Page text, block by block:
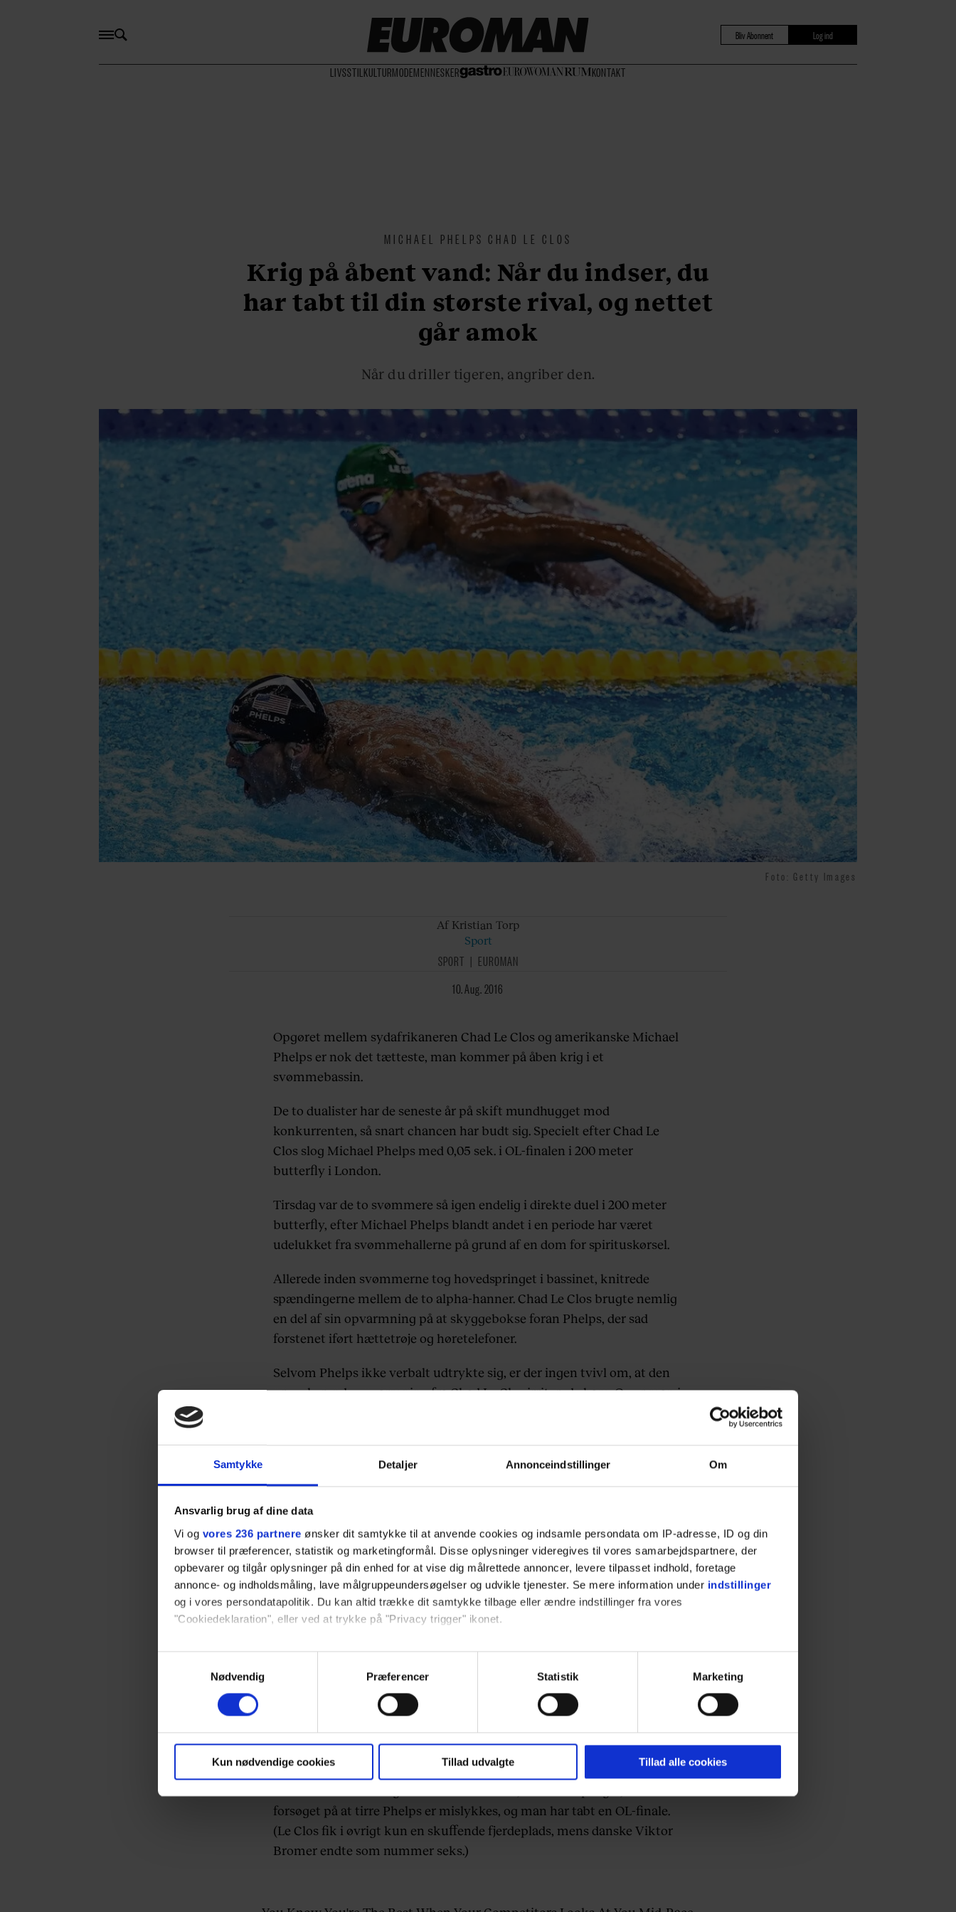
Samtykke Detaljer Annonceindstillinger Om
Ansvarlig brug af dine data
Vi og vores 236 partnere ønsker dit samtykke til at anvende cookies og indsamle persondata om IP-adresse, ID og din
browser til præferencer, statistik og marketingformål. Disse oplysninger videregives til vores samarbejdspartnere, der
opbevarer og tilgår oplysninger på din enhed for at vise dig målrettede annoncer, levere tilpasset indhold, foretage
annonce- og indholdsmåling, lave målgruppeundersøgelser og udvikle tjenester. Se mere information under indstillinger
og i vores persondatapolitik. Du kan altid trække dit samtykke tilbage eller ændre indstillinger fra vores
"Cookiedeklaration", eller ved at trykke på "Privacy trigger" ikonet.
Dine valg anvendes på hele websitet.
Vi ønsker dit samtykke til at indsamle og bruge data for at kunne levere og finansiere relevant journalistisk indhold til dig.
markedsføring, så vi kan optimere vores reklametiltag på sociale medier og til at vise dig funktioner i forbindelse med
Du kan til enhver tid trække dit samtykke tilbage via linket, du finder i vores cookiepolitik. Du kan læse mere om vores
brug af cookies, samarbejdspartnere og behandling af dine personoplysninger i forbindelse hermed i både
privatlivspolitikogcookiepolitik.
Nødvendig
Præferencer Statistik Marketing
Kun nødvendige cookies Tillad udvalgte Tillad alle cookies
LIVSSTIL KULTURMODEMENNESKER KONTAKT
Bliv Abonnent Log ind
MICHAEL PHELPS CHAD LE CLOS
Krig på åbent vand: Når du indser, du
har tabt til din største rival, og nettet
går amok
Når du driller tigeren, angriber den.
Foto: Getty Images
Af Kristian Torp
Sport
SPORT
EUROMAN
10. Aug. 2016
Opgøret mellem sydafrikaneren Chad Le Clos og amerikanske Michael
Phelps er nok det tætteste, man kommer på åben krig i et
svømmebassin.
De to dualister har de seneste år på skift mundhugget mod
konkurrenten, så snart chancen har budt sig. Specielt efterChad Le
Clos slog Michael Phelps med 0,05 sek. i OL-finalen i 200 meter
butterfly i London.
Tirsdag var de to svømmere så igen endelig i direkte duel i 200 meter
butterfly, efter Michael Phelps blandt andet i en periode har været
udelukket fra svømmehallerne på grund af en dom for spirituskørsel.
Allerede inden svømmerne tog hovedspringet i bassinet, knitrede
spændingerne mellem de to alpha-hanner. Chad Le Clos brugte nemlig
en del af sin opvarmning på at skyggebokse foran Phelps, der sad
forstenet iført hættetrøje og høretelefoner.
Selvom Phelps ikke verbalt udtrykte sig, er der ingen tvivl om, at den
provokerende opvarmning fra Chad Le Clos irriterede ham. Og er man i
crazy shade and now Phelps shuts up Le Clos
— CC (@Conjner)August 9, 2016
When you finally know the power of the Dark Side
Michael Phelps er ikke typen, man provokerer ustraffet. Især ikke når
der er vand inkluderet. Og det fikLe Clos også at føle.
Som lyn og torden bragede Phelps af sted i vandet, hvor han lagde klar
forsøget på at tirre Phelps er mislykkes, og man har tabt en OL-finale.
(Le Clos fik i øvrigt kun en skuffende fjerdeplads, mens danske Viktor
Bromer endte som nummer seks.)